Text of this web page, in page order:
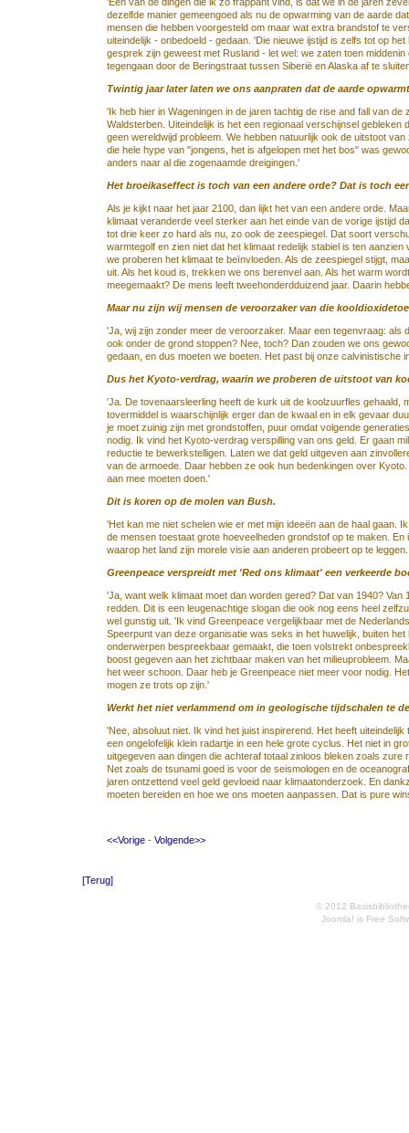
dezelfde manier gemeengoed als nu de opwarming van de aarde
mensen die hebben voorgesteld om maar wat extra brandstof te
uiteindelijk - onbedoeld - gedaan. 'Die nieuwe ijstijd is zelfs tot op
gesprek zijn geweest met Rusland - let wel: we zaten toen
tegengaan door de Beringstraat tussen Siberië en Alaska af te
Twintig jaar later laten we ons aanpraten dat de aarde
'Ik heb hier in Wageningen in de jaren tachtig de rise and fall van
Waldsterben. Uiteindelijk is het een regionaal verschijnsel
geen wereldwijd probleem. We hebben natuurlijk ook de uitstoot
die hele hype van "jongens, het is afgelopen met het bos" was
anders naar al die zogenaamde dreigingen.'
Het broeikaseffect is toch van een andere orde? Dat is toch
Als je kijkt naar het jaar 2100, dan lijkt het van een andere orde.
klimaat veranderde veel sterker aan het einde van de vorige ijstijd
tot drie keer zo hard als nu, zo ook de zeespiegel. Dat soort
warmtegolf en zien niet dat het klimaat redelijk stabiel is ten
we proberen het klimaat te beïnvloeden. Als de zeespiegel stijgt,
uit. Als het koud is, trekken we ons berenvel aan. Als het warm
meegemaakt? De mens leeft tweehonderdduizend jaar. Daarin
Maar nu zijn wij mensen de veroorzaker van die
'Ja, wij zijn zonder meer de veroorzaker. Maar een tegenvraag: als
ook onder de grond stoppen? Nee, toch? Dan zouden we ons
gedaan, en dus moeten we boeten. Het past bij onze calvinistische
Dus het Kyoto-verdrag, waarin we proberen de uitstoot van
'Ja. De tovenaarsleerling heeft de kurk uit de koolzuurfles gehaald,
tovermiddel is waarschijnlijk erger dan de kwaal en in elk gevaar
je moet zuinig zijn met grondstoffen, puur omdat volgende
nodig. Ik vind het Kyoto-verdrag verspilling van ons geld. Er gaan
reductie te bewerkstelligen. Laten we dat geld uitgeven aan
van de armoede. Daar hebben ze ook hun bedenkingen over
aan mee moeten doen.'
Dit is koren op de molen van Bush.
'Het kan me niet schelen wie er met mijn ideeën aan de haal gaan.
de mensen toestaat grote hoeveelheden grondstof op te maken.
waarop het land zijn morele visie aan anderen probeert op te
Greenpeace verspreidt met 'Red ons klimaat' een verkeerde
'Ja, want welk klimaat moet dan worden gered? Dat van 1940?
redden. Dit is een leugenachtige slogan die ook nog eens heel
wel gunstig uit. 'Ik vind Greenpeace vergelijkbaar met de
Speerpunt van deze organisatie was seks in het huwelijk, buiten
onderwerpen bespreekbaar gemaakt, die toen volstrekt
boost gegeven aan het zichtbaar maken van het milieuprobleem.
het weer schoon. Daar heb je Greenpeace niet meer voor nodig.
mogen ze trots op zijn.'
Werkt het niet verlammend om in geologische tijdschalen te
'Nee, absoluut niet. Ik vind het juist inspirerend. Het heeft
een ongelofelijk klein radartje in een hele grote cyclus. Het niet in
uitgegeven aan dingen die achteraf totaal zinloos bleken zoals
Net zoals de tsunami goed is voor de seismologen en de
jaren ontzettend veel geld gevloeid naar klimaatonderzoek. En
moeten bereiden en hoe we ons moeten aanpassen. Dat is pure
<<Vorige - Volgende>>
[Terug]
© 2012
Joomla! is Free